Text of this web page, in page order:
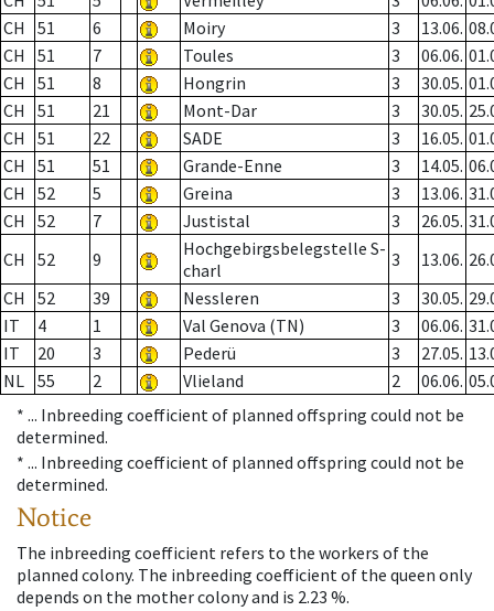
CH
51 6 Moiry 3 13.06.
CH
51 7 Toules 3 06.06.
CH
51 8 Hongrin 3 30.05.
CH
51 21 Mont-Dar 3 30.05.
CH
51 22 SADE 3 16.05.
CH
51 51 Grande-Enne 3 14.05.
CH
52 5 Greina 3 13.06.
CH
52 7 Justistal 3 26.05.
CH
52 9
Hochgebirgsbelegstelle S-
charl
3 13.06.
CH
52 39 Nessleren 3 30.05.
IT
4 1 Val Genova (TN) 3 06.06.
IT
20 3 Pederü 3 27.05.
NL 55 2 Vlieland 2 06.06.
* ... Inbreeding coefficient of planned offspring could not be
determined.
* ... Inbreeding coefficient of planned offspring could not be
determined.
Notice
The inbreeding coefficient refers to the workers of the
planned colony. The inbreeding coefficient of the queen only
depends on the mother colony and is 2.23 %.